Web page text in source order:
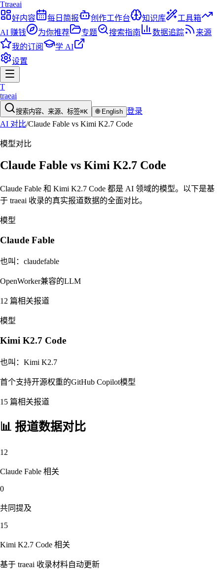
Ttraeai
好内容
每日简报 创作工作台 知识库
工具箱
AI 赚钱
为你推荐 专题 搜索指南 数据追踪
来源
我的订阅
学 AI
设置
T
traeai
搜索内容、来源、标签⌘K 🌐 English 登录
AI 对比/Claude Fable vs Kimi K2.7 Code
模型对比
Claude Fable vs Kimi K2.7 Code
Claude Fable 和 Kimi K2.7 Code 都是 AI 领域的模型。以下是基
于 traeai 收录的真实报道数据的全面对比。
模型
Claude Fable
也叫： claudefable
OpenWorker兼容的LLM
12 篇相关报道
模型
Kimi K2.7 Code
也叫： Kimi K2.7
首个支持开源权重的GitHub Copilot模型
15 篇相关报道
📊 报道数据对比
12
Claude Fable 相关
0
共同提及
15
Kimi K2.7 Code 相关
基于 traeai 收录材料自动更新